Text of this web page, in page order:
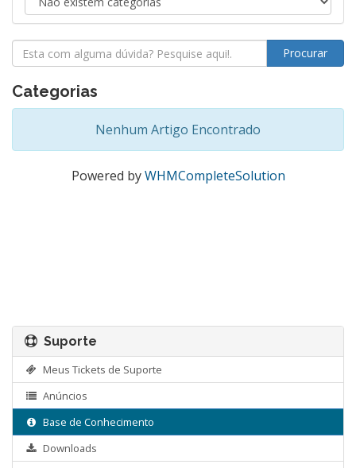
Categorias
Nenhum Artigo Encontrado
Powered byWHMCompleteSolution
Suporte
Meus Tickets de Suporte
Anúncios
Base de Conhecimento
Downloads